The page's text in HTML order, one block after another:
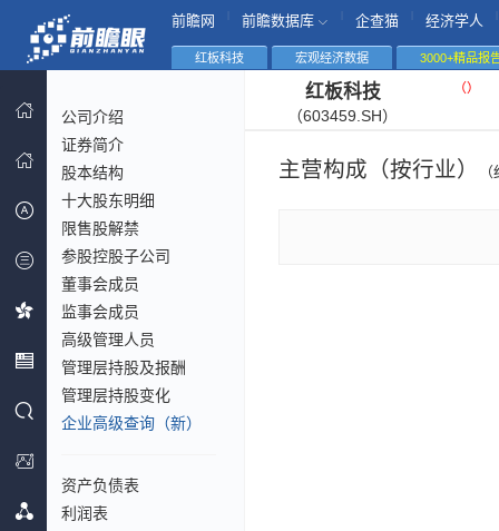
前瞻网 前瞻数据库 企查猫 经济学人
红板科技 宏观经济数据 3000+精品报
公司介绍
证券简介
股本结构
十大股东明细
限售股解禁
参股控股子公司
董事会成员
监事会成员
高级管理人员
管理层持股及报酬
管理层持股变化
企业高级查询（新）
资产负债表
利润表
红板科技
（603459.SH）
（）
主营构成（按行业）